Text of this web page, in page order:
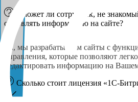
Сможет ли сотрудник, не
обновлять информацию на сайте?
Да, мы разрабатываем сайты с
управления, которые позволяют легко
редактировать информацию на
Сколько стоит лицензия «1С-